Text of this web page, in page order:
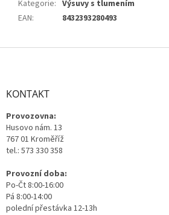
Kategorie: Výsuvy s tlumením
EAN: 8432393280493
Z
KONTAKT
Provozovna:
Husovo nám. 13
767 01 Kroměříž
tel.: 573 330 358
Provozní doba:
Po-Čt 8:00-16:00
Pá 8:00-14:00
polední přestávka 12-13h